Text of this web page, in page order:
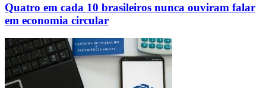
Quatro em cada 10 brasileiros nunca ouviram falar
em economia circular